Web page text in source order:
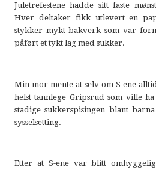
Juletrefestene hadde sitt faste
Hver deltaker fikk utlevert en
stykker mykt bakverk som var
påført et tykt lag med sukker.
Min mor mente at selv om S-ene
helst tannlege Gripsrud som ville
stadige sukkerspisingen blant
sysselsetting.
Etter at S-ene var blitt